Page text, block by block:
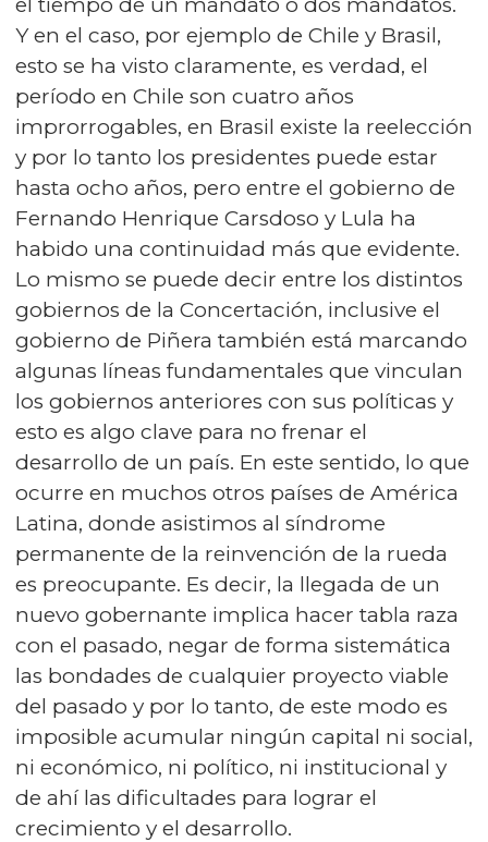
Y en el caso, por ejemplo de Chile y Brasil,
esto se ha visto claramente, es verdad, el
período en Chile son cuatro años
improrrogables, en Brasil existe la reelección
y por lo tanto los presidentes puede estar
hasta ocho años, pero entre el gobierno de
Fernando Henrique Carsdoso y Lula ha
habido una continuidad más que evidente.
Lo mismo se puede decir entre los distintos
gobiernos de la Concertación, inclusive el
gobierno de Piñera también está marcando
algunas líneas fundamentales que vinculan
los gobiernos anteriores con sus políticas y
esto es algo clave para no frenar el
desarrollo de un país. En este sentido, lo que
ocurre en muchos otros países de América
Latina, donde asistimos al síndrome
permanente de la reinvención de la rueda
es preocupante. Es decir, la llegada de un
nuevo gobernante implica hacer tabla raza
con el pasado, negar de forma sistemática
las bondades de cualquier proyecto viable
del pasado y por lo tanto, de este modo es
imposible acumular ningún capital ni social,
ni económico, ni político, ni institucional y
de ahí las dificultades para lograr el
crecimiento y el desarrollo.